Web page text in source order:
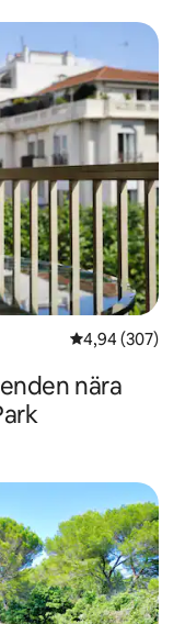
4,94 av 5 i
4,94 (307)
nära